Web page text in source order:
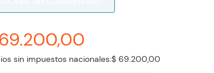
sin impuestos nacionales:$ 69.200,00